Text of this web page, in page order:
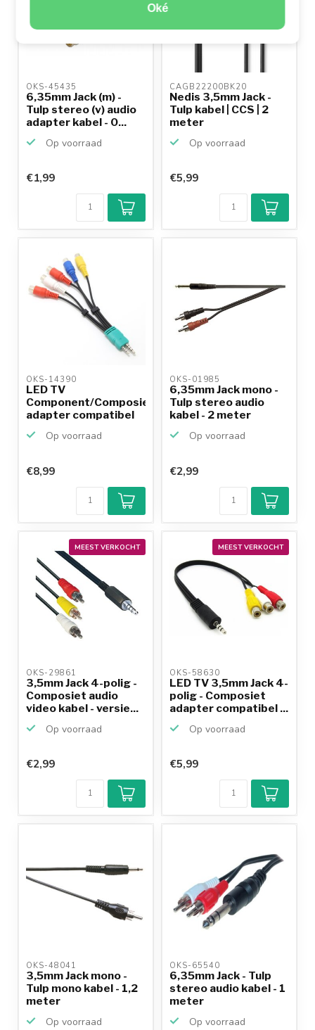
Oké
OKS-45435
6,35mm Jack (m) -
Tulp stereo (v) audio
adapter kabel - 0...
Op voorraad
€1,99
CAGB22200BK20
Nedis 3,5mm Jack -
Tulp kabel | CCS | 2
meter
Op voorraad
€5,99
OKS-14390
LED TV
Component/Composiet
adapter compatibel
Op voorraad
€8,99
OKS-01985
6,35mm Jack mono -
Tulp stereo audio
kabel - 2 meter
Op voorraad
€2,99
MEEST VERKOCHT
OKS-29861
3,5mm Jack 4-polig -
Composiet audio
video kabel - versie...
Op voorraad
€2,99
MEEST VERKOCHT
OKS-58630
LED TV 3,5mm Jack 4-
polig - Composiet
adapter compatibel ...
Op voorraad
€5,99
OKS-48041
3,5mm Jack mono -
Tulp mono kabel - 1,2
meter
Op voorraad
OKS-65540
6,35mm Jack - Tulp
stereo audio kabel - 1
meter
Op voorraad